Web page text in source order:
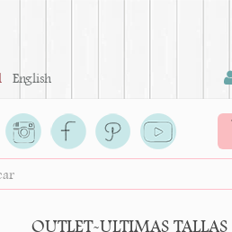
English
OUTLET-ULTIMAS TALLAS